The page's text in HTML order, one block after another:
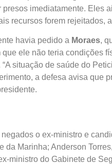
imediatamente. Eles
recursos forem rejeitados,
havia pedido a Moraes,
ele não teria condições
situação de saúde do
a defesa avisa que
o ex-ministro e
da Marinha; Anderson
ministro do Gabinete de